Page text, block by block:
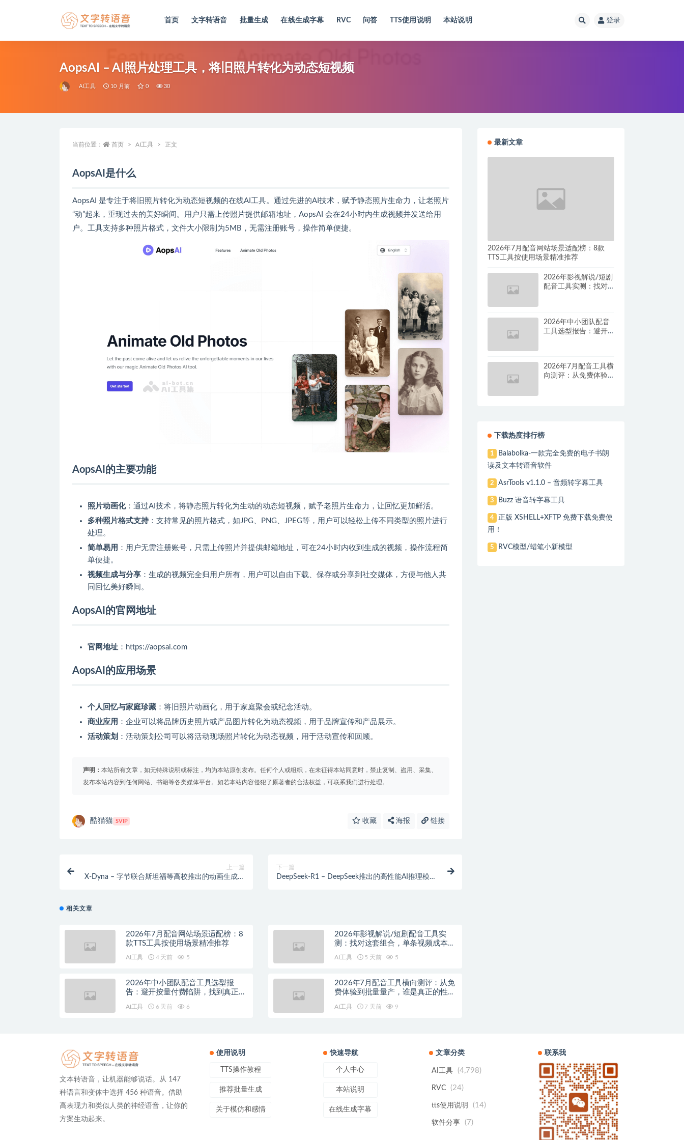
首页 文字转语音 批量生成 在线生成字幕 RVC 问答 TTS使用说明 本站说明 登录
AopsAI – AI照片处理工具，将旧照片转化为动态短视频
AI工具 10 月前 0 30
当前位置： 首页 AI工具 正文
AopsAI是什么
AopsAI 是专注于将旧照片转化为动态短视频的在线AI工具。通过先进的AI技术，赋予静态照片生命力，让老照片
“动”起来，重现过去的美好瞬间。用户只需上传照片提供邮箱地址，AopsAI 会在24小时内生成视频并发送给用
户。工具支持多种照片格式，文件大小限制为5MB，无需注册账号，操作简单便捷。
AopsAI的主要功能
照片动画化：通过AI技术，将静态照片转化为生动的动态短视频，赋予老照片生命力，让回忆更加鲜活。
多种照片格式支持：支持常见的照片格式，如JPG、PNG、JPEG等，用户可以轻松上传不同类型的照片进行
处理。
简单易用 ：用户无需注册账号，只需上传照片并提供邮箱地址，可在24小时内收到生成的视频，操作流程简
单便捷。
视频生成与分享 ：生成的视频完全归用户所有，用户可以自由下载、保存或分享到社交媒体，方便与他人共
同回忆美好瞬间。
AopsAI的官网地址
官网地址 ：https://aopsai.com
AopsAI的应用场景
个人回忆与家庭珍藏 ：将旧照片动画化，用于家庭聚会或纪念活动。
商业应用 ：企业可以将品牌历史照片或产品图片转化为动态视频，用于品牌宣传和产品展示。
活动策划 ：活动策划公司可以将活动现场照片转化为动态视频，用于活动宣传和回顾。
声明： 本站所有文章，如无特殊说明或标注，均为本站原创发布。任何个人或组织，在未征得本站同意时，禁止复制、盗用、采集、
发布本站内容到任何网站、书籍等各类媒体平台。如若本站内容侵犯了原著者的合法权益，可联系我们进行处理。
酷猫猫 SVIP 收藏 海报 链接
上一篇
X-Dyna – 字节联合斯坦福等高校推出的动画生成框
下一篇
DeepSeek-R1 – DeepSeek推出的高性能AI推理模
相关文章
2026年7月配音网站场景适配榜：8
款TTS工具按使用场景精准推荐
AI工具 4 天前 5
2026年影视解说/短剧配音工具实
测：找对这套组合，单条视频成本直
AI工具 5 天前 5
2026年中小团队配音工具选型报
告：避开按量付费陷阱，找到真正的
AI工具 6 天前 6
2026年7月配音工具横向测评：从免
费体验到批量量产，谁是真正的性价
AI工具 7 天前 9
最新文章
2026年7月配音网站场景适配榜：8款
TTS工具按使用场景精准推荐
2026年影视解说/短剧
配音工具实测：找对
2026年中小团队配音
工具选型报告：避开
2026年7月配音工具横
向测评：从免费体验
下载热度排行榜
1
Balabolka-一款完全免费的电子书朗
读及文本转语音软件
2 AsrTools v1.1.0 – 音频转字幕工具
3 Buzz 语音转字幕工具
4
正版 XSHELL+XFTP 免费下载免费使
用！
5 RVC模型/蜡笔小新模型
文本转语音，让机器能够说话。从 147
种语言和变体中选择 456 种语音。借助
高表现力和类似人类的神经语音，让你的
方案生动起来。
使用说明
TTS操作教程
推荐批量生成
关于模仿和感情
快速导航
个人中心
本站说明
在线生成字幕
文章分类
AI工具 (4,798)
RVC (24)
tts使用说明 (14)
软件分享 (7)
联系我